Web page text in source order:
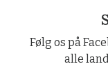
Følg os på
alle